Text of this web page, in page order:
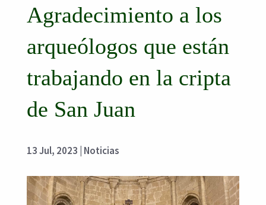
Agradecimiento a los
arqueólogos que están
trabajando en la cripta
de San Juan
13 Jul, 2023 Noticias